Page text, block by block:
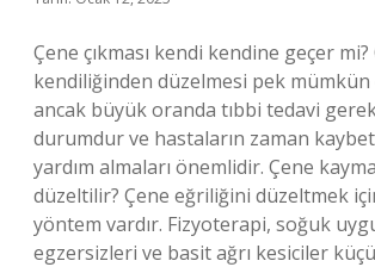
Çene çıkması kendi kendine geçer mi?
kendiliğinden düzelmesi pek mümkün
ancak büyük oranda tıbbi tedavi
durumdur ve hastaların zaman
yardım almaları önemlidir. Çene
düzeltilir? Çene eğriliğini düzeltmek
yöntem vardır. Fizyoterapi, soğuk
egzersizleri ve basit ağrı kesiciler